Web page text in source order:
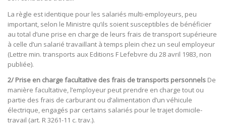
La règle est identique pour les salariés multi-employeurs, peu
important, selon le Ministre qu’ils soient susceptibles de bénéficier
au total d’une prise en charge de leurs frais de transport supérieure
à celle d’un salarié travaillant à temps plein chez un seul employeur
(Lettre min. transports aux Editions F Lefebvre du 28 avril 1983, non
publiée).
2/ Prise en charge facultative des frais de transports personnels De
manière facultative, l’employeur peut prendre en charge tout ou
partie des frais de carburant ou d’alimentation d’un véhicule
électrique, engagés par certains salariés pour le trajet domicile-
travail (art. R 3261-11 c. trav.).